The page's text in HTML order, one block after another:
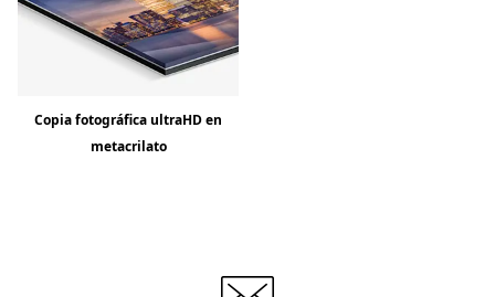
Copia fotográfica ultraHD en
metacrilato